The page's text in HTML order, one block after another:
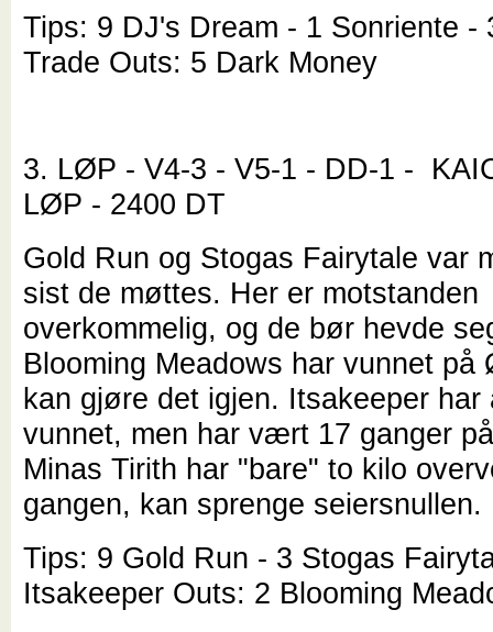
Tips: 9 DJ's Dream - 1 Sonriente -
Trade Outs: 5 Dark Money
3. LØP - V4-3 - V5-1 - DD-1 -
LØP - 2400 DT
Gold Run og Stogas Fairytale var
sist de møttes. Her er motstanden
overkommelig, og de bør hevde
Blooming Meadows har vunnet på
kan gjøre det igjen. Itsakeeper har
vunnet, men har vært 17 ganger
Minas Tirith har "bare" to kilo
gangen, kan sprenge seiersnullen.
Tips: 9 Gold Run - 3 Stogas
Itsakeeper Outs: 2 Blooming